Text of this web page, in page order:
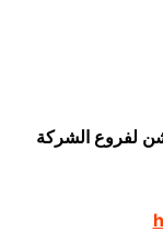
لفروع الشركة